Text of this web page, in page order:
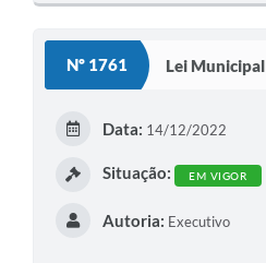
Nº 1761 Lei Municipal
Data: 14/12/2022
Situação: EM VIGOR
Autoria: Executivo